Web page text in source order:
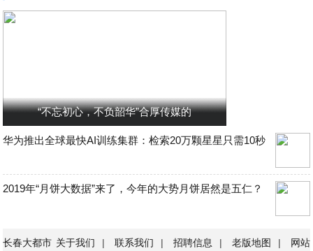
“不忘初心，不负韶华”合厚传媒的
华为推出全球最快AI训练集群：检索20万颗星星只需10秒
2019年“月饼大数据”来了，今年的大势月饼居然是五仁？
长春大都市 关于我们 | 联系我们 | 招聘信息 | 老版地图 | 网站